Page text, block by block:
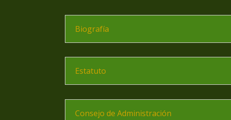
Biografía
Estatuto
Consejo de Administración